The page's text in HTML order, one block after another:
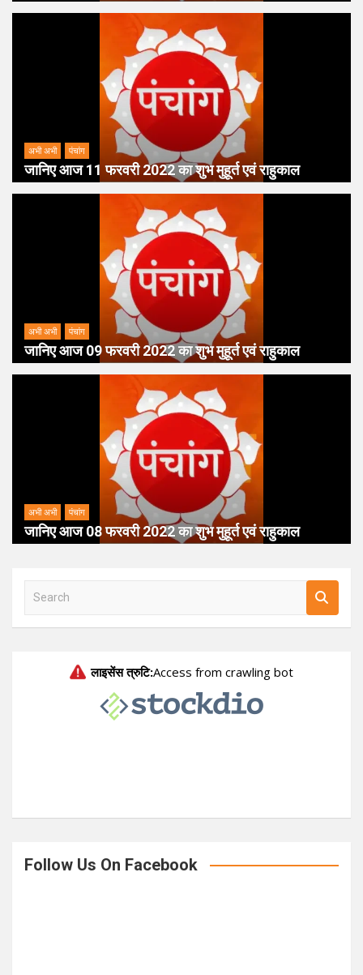
अभी अभी पंचांग
जानिए आज 11 फरवरी 2022 का शुभ मुहूर्त एवं राहुकाल
अभी अभी पंचांग
जानिए आज 09 फरवरी 2022 का शुभ मुहूर्त एवं राहुकाल
अभी अभी पंचांग
जानिए आज 08 फरवरी 2022 का शुभ मुहूर्त एवं राहुकाल
a
Follow Us On Facebook